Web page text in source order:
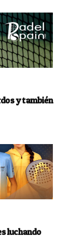
y también
luchando